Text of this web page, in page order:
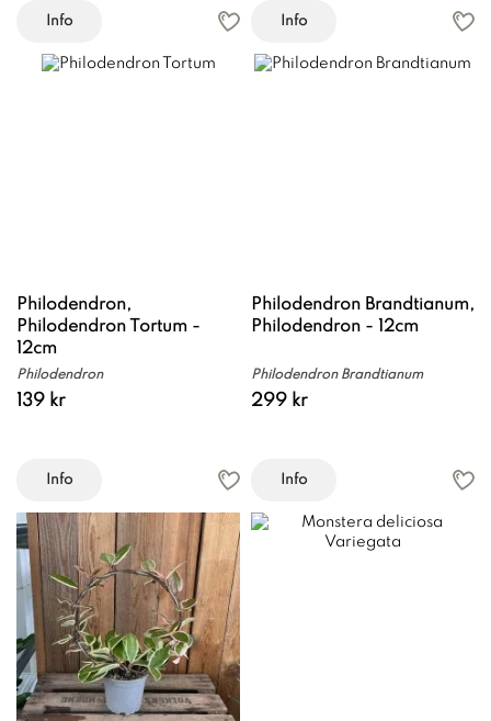
Info Info
Philodendron,
Philodendron Tortum -
12cm
Philodendron
139 kr
Info
Philodendron Brandtianum,
Philodendron - 12cm
Philodendron Brandtianum
299 kr
Info